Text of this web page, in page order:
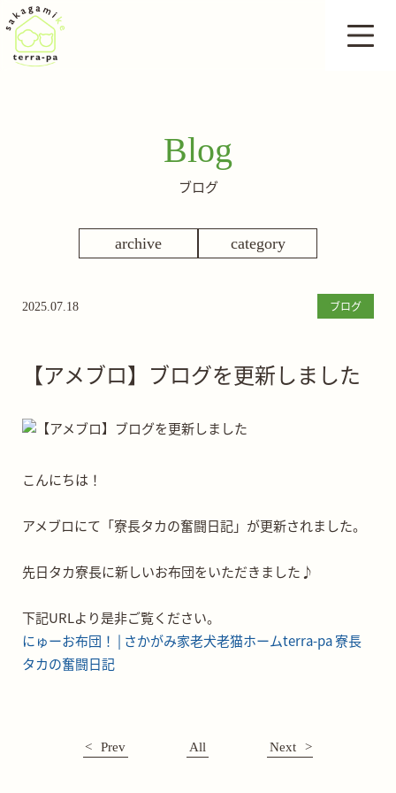
Blog
ブログ
archive category
2025.07.18 ブログ
【アメブロ】ブログを更新しました
こんにちは！
アメブロにて「寮長タカの奮闘日記」が更新されました。
先日タカ寮長に新しいお布団をいただきました♪
下記URLより是非ご覧ください。
にゅーお布団！ | さかがみ家老犬老猫ホームterra-pa 寮長
タカの奮闘日記
Prev All Next